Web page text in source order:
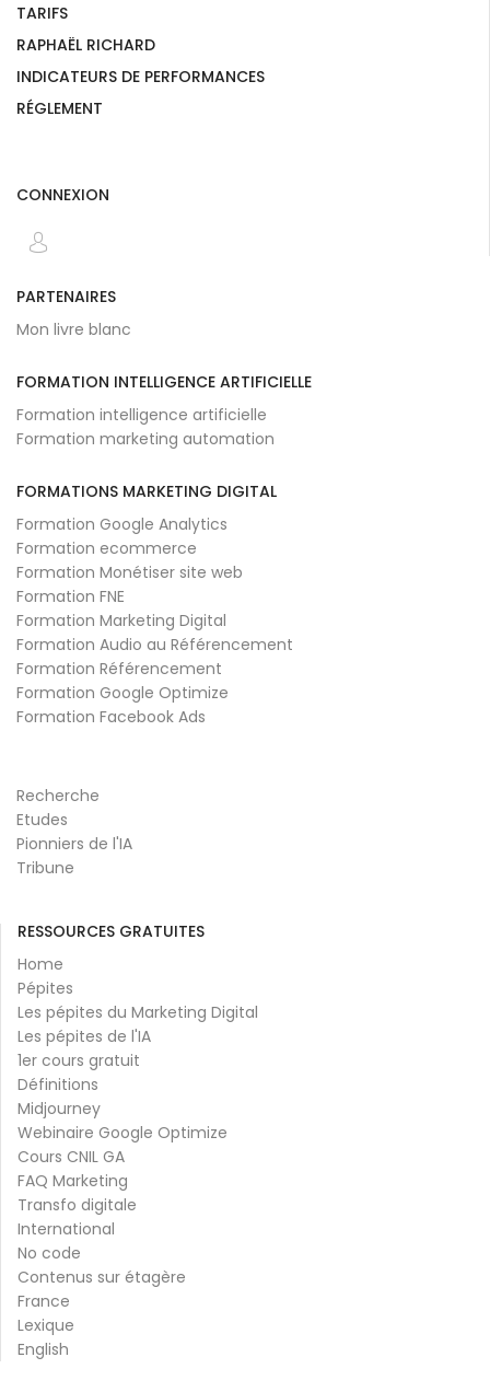
TARIFS
RAPHAËL RICHARD
INDICATEURS DE PERFORMANCES
RÉGLEMENT
CONNEXION
PARTENAIRES
Mon livre blanc
FORMATION INTELLIGENCE ARTIFICIELLE
Formation intelligence artificielle
Formation marketing automation
FORMATIONS MARKETING DIGITAL
Formation Google Analytics
Formation ecommerce
Formation Monétiser site web
Formation FNE
Formation Marketing Digital
Formation Audio au Référencement
Formation Référencement
Formation Google Optimize
Formation Facebook Ads
Recherche
Etudes
Pionniers de l'IA
Tribune
RESSOURCES GRATUITES
Home
Pépites
Les pépites du Marketing Digital
Les pépites de l'IA
1er cours gratuit
Définitions
Midjourney
Webinaire Google Optimize
Cours CNIL GA
FAQ Marketing
Transfo digitale
International
No code
Contenus sur étagère
France
Lexique
English